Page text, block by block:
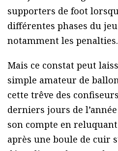
supporters de foot
différentes phases du
notamment les penalties.
Mais ce constat peut
simple amateur de
cette trêve des
derniers jours de
son compte en
après une boule de cuir